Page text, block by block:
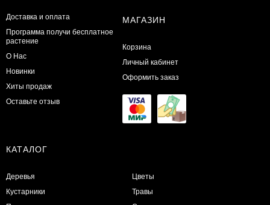
Доставка и оплата
Программа получи бесплатное
растение
О Нас
Новинки
Хиты продаж
Оставьте отзыв
МАГАЗИН
Корзина
Личный кабинет
Оформить заказ
КАТАЛОГ
Деревья
Кустарники
Цветы
Травы